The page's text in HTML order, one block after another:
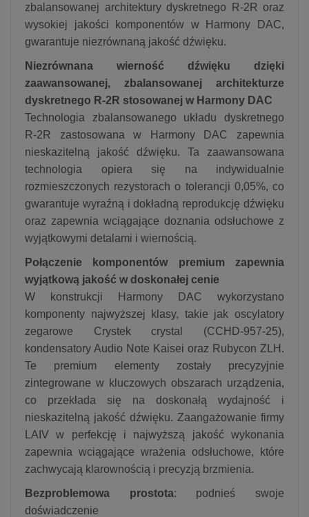
zbalansowanej architektury dyskretnego R-2R oraz
wysokiej jakości komponentów w Harmony DAC,
gwarantuje niezrównaną jakość dźwięku.
Niezrównana wierność dźwięku dzięki
zaawansowanej, zbalansowanej architekturze
dyskretnego R-2R stosowanej w Harmony DAC
Technologia zbalansowanego układu dyskretnego
R-2R zastosowana w Harmony DAC zapewnia
nieskazitelną jakość dźwięku. Ta zaawansowana
technologia opiera się na indywidualnie
rozmieszczonych rezystorach o tolerancji 0,05%, co
gwarantuje wyraźną i dokładną reprodukcję dźwięku
oraz zapewnia wciągające doznania odsłuchowe z
wyjątkowymi detalami i wiernością.
Połączenie komponentów premium zapewnia
wyjątkową jakość w doskonałej cenie
W konstrukcji Harmony DAC wykorzystano
komponenty najwyższej klasy, takie jak oscylatory
zegarowe Crystek crystal (CCHD-957-25),
kondensatory Audio Note Kaisei oraz Rubycon ZLH.
Te premium elementy zostały precyzyjnie
zintegrowane w kluczowych obszarach urządzenia,
co przekłada się na doskonałą wydajność i
nieskazitelną jakość dźwięku. Zaangażowanie firmy
LAIV w perfekcję i najwyższą jakość wykonania
zapewnia wciągające wrażenia odsłuchowe, które
zachwycają klarownością i precyzją brzmienia.
Bezproblemowa prostota: podnieś swoje
doświadczenie